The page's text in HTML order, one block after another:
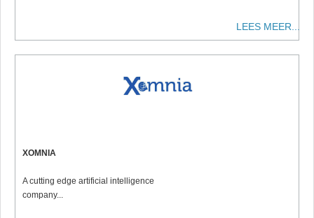
LEES MEER...
XOMNIA
A cutting edge artificial intelligence
company...